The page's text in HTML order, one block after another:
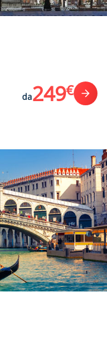
da249€